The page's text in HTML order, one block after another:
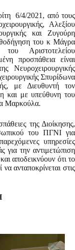
6/4/2021, από τους
Αλεξίου
και Ζυγούρη
του κ Μάγρα
Αριστοτελείου
προσπάθεια είναι
Νευροχειρουργικής
Σπυρίδωνα
με Διευθυντή τον
και με υπεύθυνη του
Μαρκούλα.
της Διοίκησης,
του ΠΓΝΙ για
υπηρεσίες
για την αντιμετώπιση
αποδεικνύουν ότι το
ανταποκρίνεται στις